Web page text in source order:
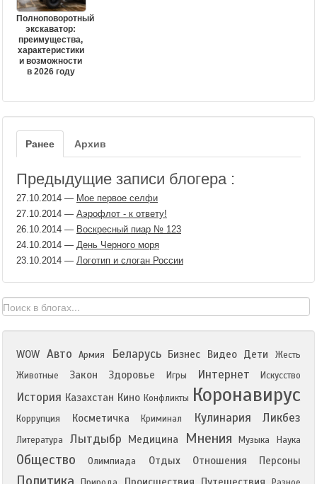
Полноповоротный
экскаватор:
преимущества,
характеристики
и возможности
в 2026 году
Ранее Архив
Предыдущие записи блогера :
27.10.2014 — Мое первое селфи
27.10.2014 — Аэрофлот - к ответу!
26.10.2014 — Воскресный пиар № 123
24.10.2014 — День Черного моря
23.10.2014 — Логотип и слоган России
WOW Авто Армия Беларусь Бизнес Видео Дети
Жесть
Животные
Закон Здоровье Игры Интернет Искусство
История Казахстан Кино Конфликты Коронавирус
Коррупция Косметичка Криминал Кулинария Ликбез
Литература Лытдыбр Медицина Мнения Музыка Наука
Общество Олимпиада Отдых Отношения Персоны